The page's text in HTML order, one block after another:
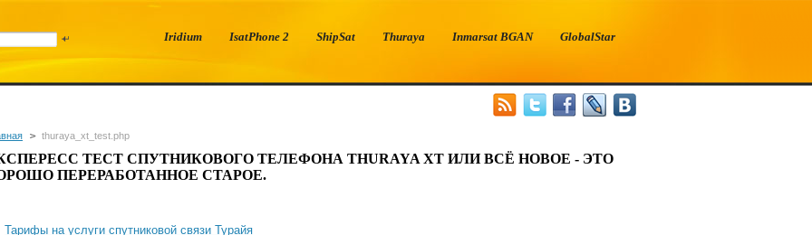
Iridium IsatPhone 2 ShipSat Thuraya Inmarsat BGAN GlobalStar
thuraya_xt_test.php
ТЕСТ СПУТНИКОВОГО ТЕЛЕФОНА THURAYA XT ИЛИ ВСЁ НОВОЕ - ЭТО
ПЕРЕРАБОТАННОЕ СТАРОЕ.
Тарифы на услуги спутниковой связи Турайя